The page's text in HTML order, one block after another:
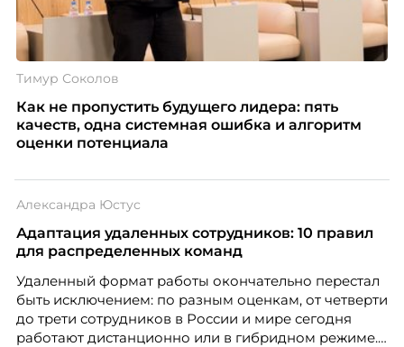
Тимур Соколов
Как не пропустить будущего лидера: пять
качеств, одна системная ошибка и алгоритм
оценки потенциала
Александра Юстус
Адаптация удаленных сотрудников: 10 правил
для распределенных команд
Удаленный формат работы окончательно перестал
быть исключением: по разным оценкам, от четверти
до трети сотрудников в России и мире сегодня
работают дистанционно или в гибридном режиме.